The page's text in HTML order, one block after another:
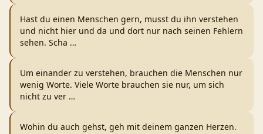
Hast du einen Menschen gern, musst du ihn verstehen
und nicht hier und da und dort nur nach seinen Fehlern
sehen. Scha …
Um einander zu verstehen, brauchen die Menschen nur
wenig Worte. Viele Worte brauchen sie nur, um sich
nicht zu ver …
Wohin du auch gehst, geh mit deinem ganzen Herzen.